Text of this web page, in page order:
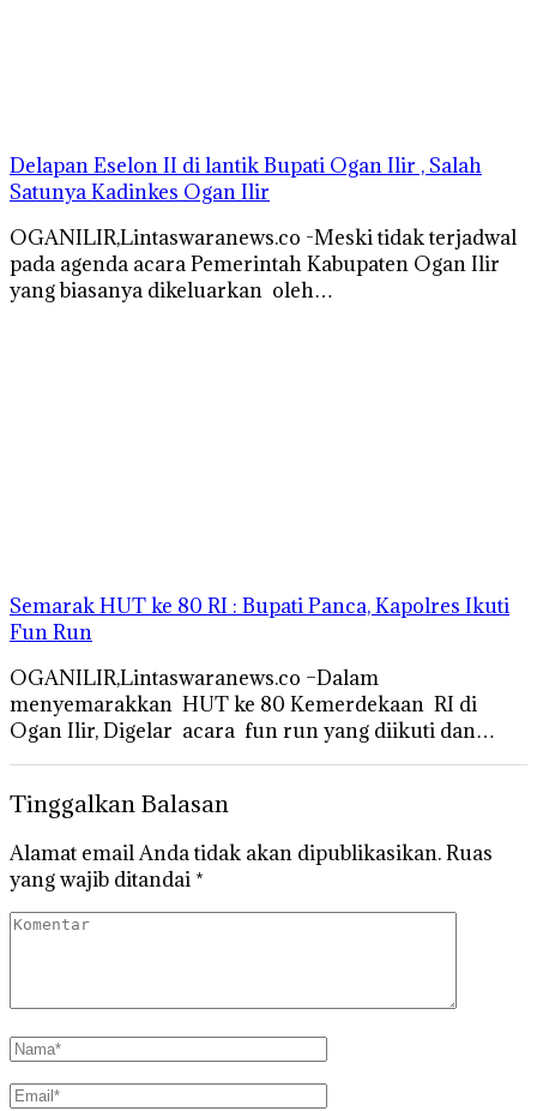
Delapan Eselon II di lantik Bupati Ogan Ilir , Salah
Satunya Kadinkes Ogan Ilir
OGANILIR,Lintaswaranews.co -Meski tidak terjadwal
pada agenda acara Pemerintah Kabupaten Ogan Ilir
yang biasanya dikeluarkan oleh…
Semarak HUT ke 80 RI : Bupati Panca, Kapolres Ikuti
Fun Run
OGANILIR,Lintaswaranews.co –Dalam
menyemarakkan HUT ke 80 Kemerdekaan RI di
Ogan Ilir, Digelar acara fun run yang diikuti dan…
Tinggalkan Balasan
Alamat email Anda tidak akan dipublikasikan.Ruas
yang wajib ditandai *